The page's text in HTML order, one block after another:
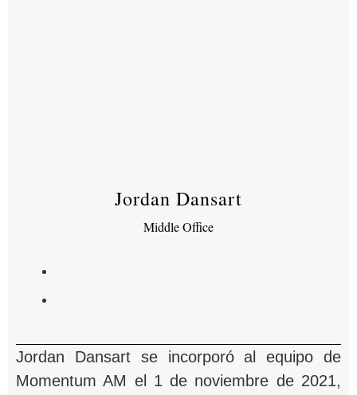
Jordan Dansart
Middle Office
Jordan Dansart se incorporó al equipo de
Momentum AM el 1 de noviembre de 2021,